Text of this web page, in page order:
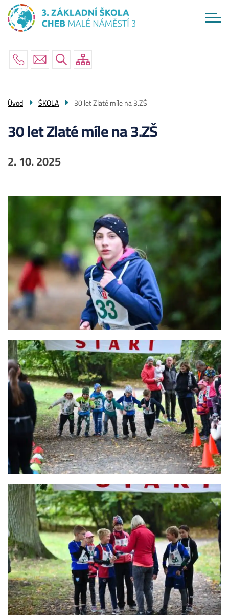
Přejít
hlavnímu
Menu
navigace
ŠKOLA
AKTUÁLNĚ
RODIČE
PO ŠKOLE
Úvod ŠKOLA 30 let Zlaté míle na 3.ZŠ
30 let Zlaté míle na 3.ZŠ
2. 10. 2025